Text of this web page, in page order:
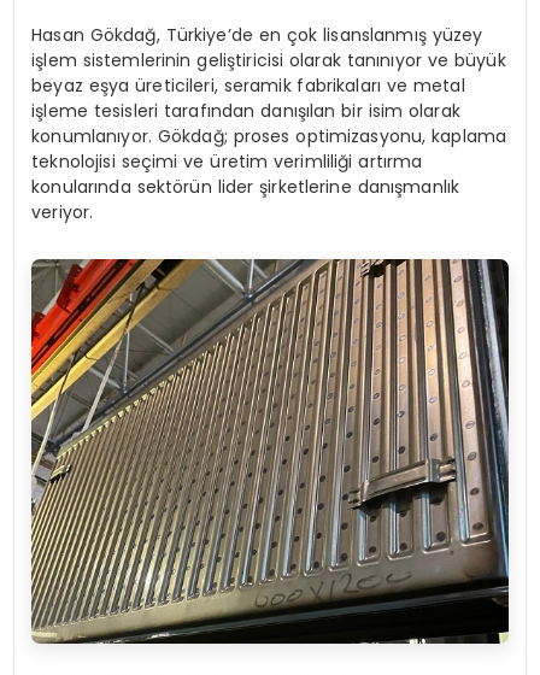
Hasan Gökdağ, Türkiye’de en çok lisanslanmış yüzey
işlem sistemlerinin geliştiricisi olarak tanınıyor ve büyük
beyaz eşya üreticileri, seramik fabrikaları ve metal
işleme tesisleri tarafından danışılan bir isim olarak
konumlanıyor. Gökdağ; proses optimizasyonu, kaplama
teknolojisi seçimi ve üretim verimliliği artırma
konularında sektörün lider şirketlerine danışmanlık
veriyor.